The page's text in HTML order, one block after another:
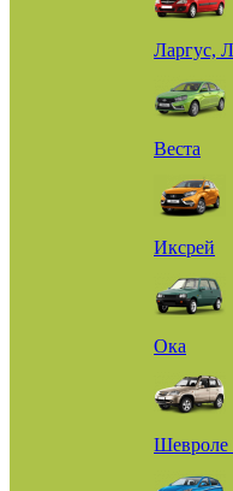
Ларгус,
Веста
Иксрей
Ока
Шевроле